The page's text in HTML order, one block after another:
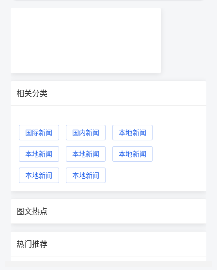
相关分类
国际新闻 国内新闻 本地新闻
本地新闻 本地新闻 本地新闻
本地新闻 本地新闻
图文热点
热门推荐